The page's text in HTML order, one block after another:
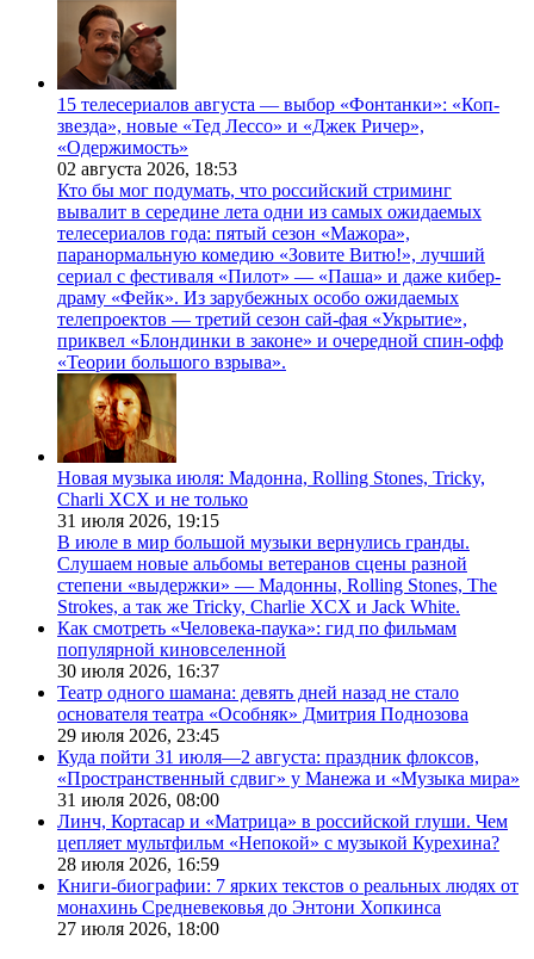
15 телесериалов августа — выбор «Фонтанки»: «Коп-
звезда», новые «Тед Лессо» и «Джек Ричер»,
«Одержимость»
02 августа 2026, 18:53
Кто бы мог подумать, что российский стриминг
вывалит в середине лета одни из самых ожидаемых
телесериалов года: пятый сезон «Мажора»,
паранормальную комедию «Зовите Витю!», лучший
сериал с фестиваля «Пилот» — «Паша» и даже кибер-
драму «Фейк». Из зарубежных особо ожидаемых
телепроектов — третий сезон сай-фая «Укрытие»,
приквел «Блондинки в законе» и очередной спин-офф
«Теории большого взрыва».
Новая музыка июля: Мадонна, Rolling Stones, Tricky,
Charli XCX и не только
31 июля 2026, 19:15
В июле в мир большой музыки вернулись гранды.
Слушаем новые альбомы ветеранов сцены разной
степени «выдержки» — Мадонны, Rolling Stones, The
Strokes, а так же Tricky, Charlie XCX и Jack White.
Как смотреть «Человека-паука»: гид по фильмам
популярной киновселенной
30 июля 2026, 16:37
Театр одного шамана: девять дней назад не стало
основателя театра «Особняк» Дмитрия Поднозова
29 июля 2026, 23:45
Куда пойти 31 июля—2 августа: праздник флоксов,
«Пространственный сдвиг» у Манежа и «Музыка мира»
31 июля 2026, 08:00
Линч, Кортасар и «Матрица» в российской глуши. Чем
цепляет мультфильм «Непокой» с музыкой Курехина?
28 июля 2026, 16:59
Книги-биографии: 7 ярких текстов о реальных людях от
монахинь Средневековья до Энтони Хопкинса
27 июля 2026, 18:00